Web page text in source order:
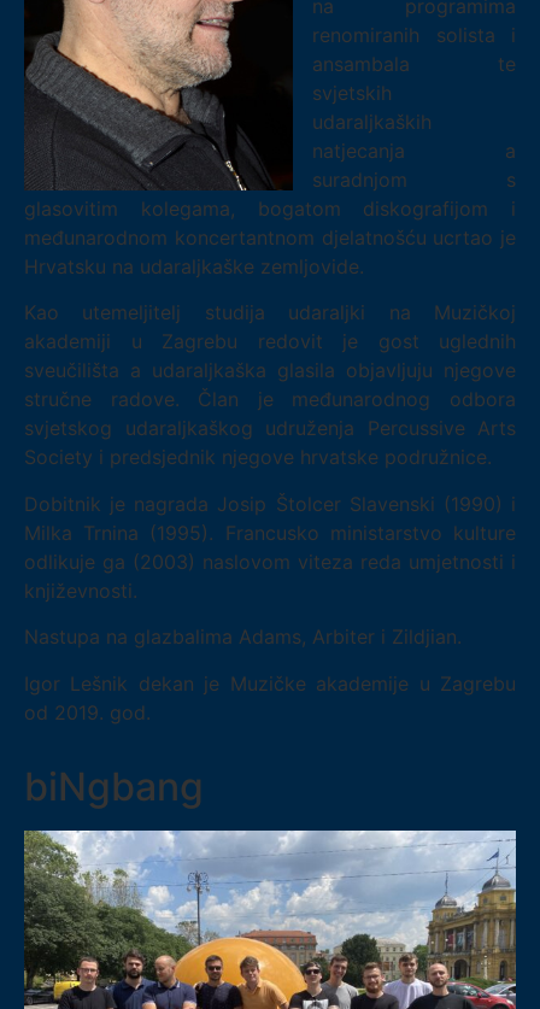
na programima
renomiranih solista i
ansambala te
svjetskih
udaraljkaških
natjecanja a
suradnjom s
glasovitim kolegama, bogatom diskografijom i
međunarodnom koncertantnom djelatnošću ucrtao je
Hrvatsku na udaraljkaške zemljovide.
Kao utemeljitelj studija udaraljki na Muzičkoj
akademiji u Zagrebu redovit je gost uglednih
sveučilišta a udaraljkaška glasila objavljuju njegove
stručne radove. Član je međunarodnog odbora
svjetskog udaraljkaškog udruženja Percussive Arts
Society i predsjednik njegove hrvatske podružnice.
Dobitnik je nagrada Josip Štolcer Slavenski (1990) i
Milka Trnina (1995). Francusko ministarstvo kulture
odlikuje ga (2003) naslovom viteza reda umjetnosti i
književnosti.
Nastupa na glazbalima Adams, Arbiter i Zildjian.
Igor Lešnik dekan je Muzičke akademije u Zagrebu
od 2019. god.
biNgbang